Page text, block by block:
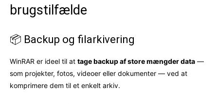
brugstilfælde
📦 Backup og filarkivering
WinRAR er ideel til at tage backup af store mængder data —
som projekter, fotos, videoer eller dokumenter — ved at
komprimere dem til et enkelt arkiv.